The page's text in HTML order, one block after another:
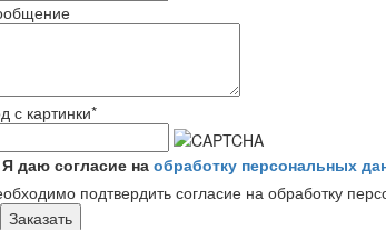
с картинки*
Я даю согласие на обработку персональных
подтвердить согласие на обработку
Заказать